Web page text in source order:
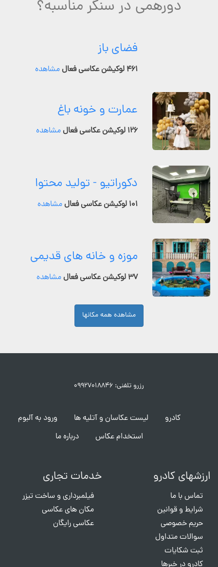
دورهمی در سنگر مناسبه؟
فضای باز
۴۶۱ لوکیشن عکاسی فعال مشاهده
عمارت و خونه باغ
۱۲۶ لوکیشن عکاسی فعال مشاهده
دکوراتیو - تولید محتوا
۱۰۱ لوکیشن عکاسی فعال مشاهده
موزه و خانه های قدیمی
۳۷ لوکیشن عکاسی فعال مشاهده
مشاهده همه مکانها
رزرو تلفنی: ۰۹۹۲۷۰۱۸۸۴۶
کادرو لیست عکاسان و آتلیه ها
ورود به آلبوم
استخدام عکاس
درباره ما
ارزشهای کادرو
تماس با ما
شرایط و قوانین
حریم خصوصی
سوالات متداول
ثبت شکایات
کادرو در خبرها
خدمات تجاری
فیلمبرداری و ساخت تیزر
مکان های عکاسی
عکاسی رایگان